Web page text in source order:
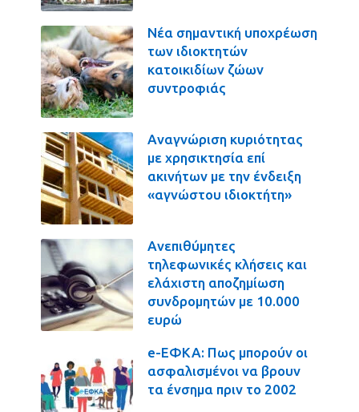
Νέα σημαντική υποχρέωση
των ιδιοκτητών
κατοικιδίων ζώων
συντροφιάς
Αναγνώριση κυριότητας
με χρησικτησία επί
ακινήτων με την ένδειξη
«αγνώστου ιδιοκτήτη»
Ανεπιθύμητες
τηλεφωνικές κλήσεις και
ελάχιστη αποζημίωση
συνδρομητών με 10.000
ευρώ
e-ΕΦΚΑ: Πως μπορούν οι
ασφαλισμένοι να βρουν
τα ένσημα πριν το 2002